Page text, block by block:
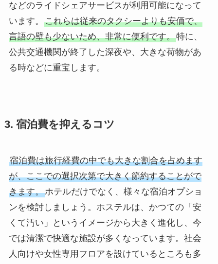
などのライドシェアサービスが利用可能になって
います。 これらは従来のタクシーよりも安価で、
言語の壁も少ないため、非常に便利です。特に、
公共交通機関が終了した深夜や、大きな荷物があ
る時などに重宝します。
3. 宿泊費を抑えるコツ
宿泊費は旅行経費の中でも大きな割合を占めます
が、ここでの選択次第で大きく節約することがで
きます。ホテルだけでなく、様々な宿泊オプショ
ンを検討しましょう。ホステルは、かつての「安
くて汚い」というイメージから大きく進化し、今
では清潔で快適な施設が多くなっています。社会
人向けや女性専用フロアを設けているところも多